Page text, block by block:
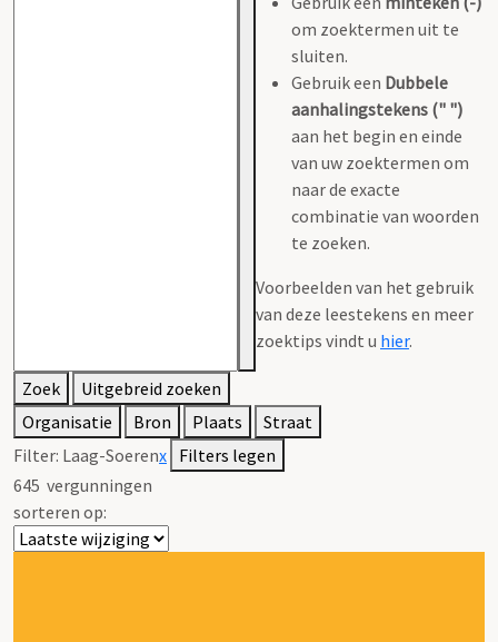
om zoektermen uit te
sluiten.
Gebruik een Dubbele
aanhalingstekens (" ")
aan het begin en einde
van uw zoektermen om
naar de exacte
combinatie van woorden
te zoeken.
Voorbeelden van het gebruik
van deze leestekens en meer
zoektips vindt u hier.
Zoek
Uitgebreid zoeken
Organisatie
Bron Plaats
Straat
Filter: Laag-Soerenx Filters legen
645 vergunningen
sorteren op: